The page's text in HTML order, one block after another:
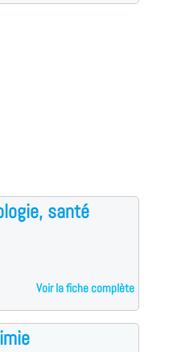
santé
Voir la fiche complète